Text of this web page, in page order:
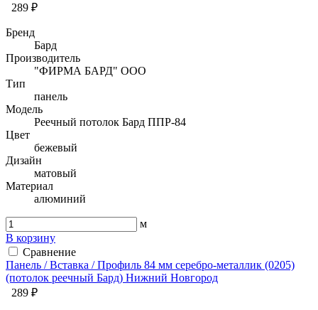
289 ₽
Бренд
Бард
Производитель
"ФИРМА БАРД" ООО
Тип
панель
Модель
Реечный потолок Бард ППР-84
Цвет
бежевый
Дизайн
матовый
Материал
алюминий
м
В корзину
Сравнение
Панель / Вставка / Профиль 84 мм серебро-металлик (0205)
(потолок реечный Бард) Нижний Новгород
289 ₽